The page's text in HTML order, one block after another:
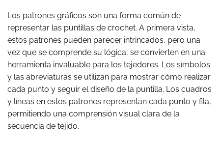
Los patrones gráficos son una forma común de
representar las puntillas de crochet. A primera vista,
estos patrones pueden parecer intrincados, pero una
vez que se comprende su lógica, se convierten en una
herramienta invaluable para los tejedores. Los símbolos
y las abreviaturas se utilizan para mostrar cómo realizar
cada punto y seguir el diseño de la puntilla. Los cuadros
y líneas en estos patrones representan cada punto y fila,
permitiendo una comprensión visual clara de la
secuencia de tejido.